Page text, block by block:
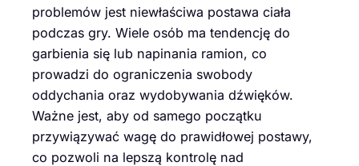
problemów jest niewłaściwa postawa ciała
podczas gry. Wiele osób ma tendencję do
garbienia się lub napinania ramion, co
prowadzi do ograniczenia swobody
oddychania oraz wydobywania dźwięków.
Ważne jest, aby od samego początku
przywiązywać wagę do prawidłowej postawy,
co pozwoli na lepszą kontrolę nad